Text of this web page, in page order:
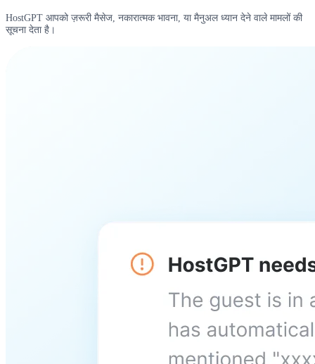
HostGPT आपको ज़रूरी मैसेज, नकारात्मक भावना, या मैनुअल ध्यान देने वाले मामलों की
सूचना देता है।